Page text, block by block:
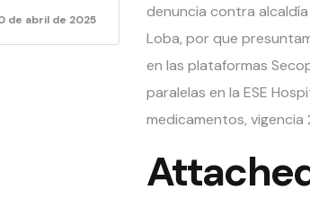
de abril de 2025
denuncia contra alcaldía
Loba, por que
en las plataformas
paralelas en la ESE
medicamentos, vigencia